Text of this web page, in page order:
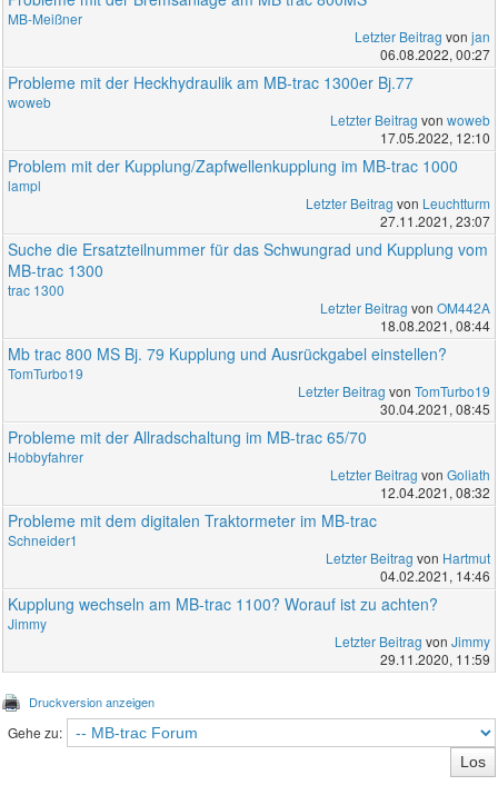
MB-Meißner
Letzter Beitrag von jan
06.08.2022, 00:27
Probleme mit der Heckhydraulik am MB-trac 1300er Bj.77
woweb
Letzter Beitrag von woweb
17.05.2022, 12:10
Problem mit der Kupplung/Zapfwellenkupplung im MB-trac 1000
lampl
Letzter Beitrag von Leuchtturm
27.11.2021, 23:07
Suche die Ersatzteilnummer für das Schwungrad und Kupplung vom
MB-trac 1300
trac 1300
Letzter Beitrag von OM442A
18.08.2021, 08:44
Mb trac 800 MS Bj. 79 Kupplung und Ausrückgabel einstellen?
TomTurbo19
Letzter Beitrag von TomTurbo19
30.04.2021, 08:45
Probleme mit der Allradschaltung im MB-trac 65/70
Hobbyfahrer
Letzter Beitrag von Goliath
12.04.2021, 08:32
Probleme mit dem digitalen Traktormeter im MB-trac
Schneider1
Letzter Beitrag von Hartmut
04.02.2021, 14:46
Kupplung wechseln am MB-trac 1100? Worauf ist zu achten?
Jimmy
Letzter Beitrag von Jimmy
29.11.2020, 11:59
Druckversion anzeigen
Gehe zu: